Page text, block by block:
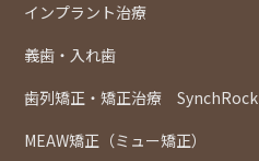
インプラント治療
義歯・入れ歯
歯列矯正・矯正治療 SynchRock
MEAW矯正（ミュー矯正）